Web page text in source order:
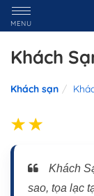
MENU
Khách
Khách sạn
Khách
sao, tọa lạc